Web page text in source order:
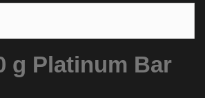
g Platinum Bar